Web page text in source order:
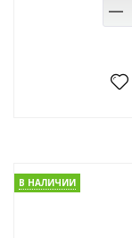
В НАЛИЧИИ